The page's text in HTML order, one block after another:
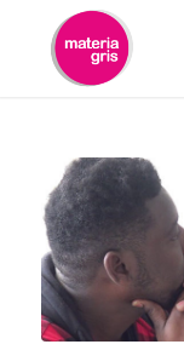
contenido